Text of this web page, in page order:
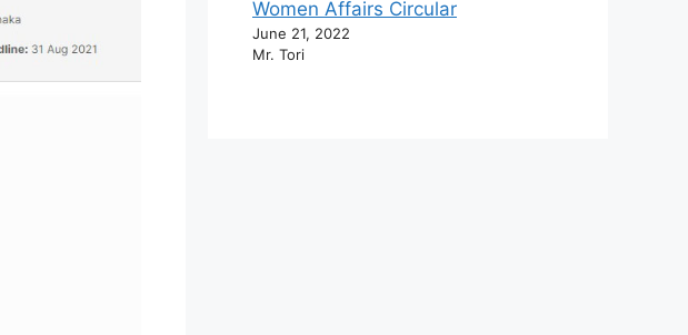
Women Affairs Circular
June 21, 2022
Mr. Tori